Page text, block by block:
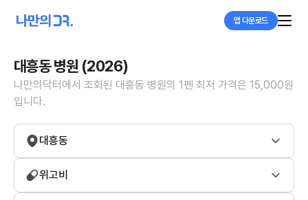
앱 다운로드
대흥동 병원 (2026)
나만의닥터에서 조회된 대흥동 병원의 1펜 최저 가격은 15,000원
입니다.
대흥동
위고비